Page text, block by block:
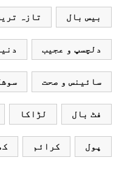
بیس بال تازہ
دلچسپ و عجیب
سائینس و صحت
فٹ بال لڑاکا
پول کرائم